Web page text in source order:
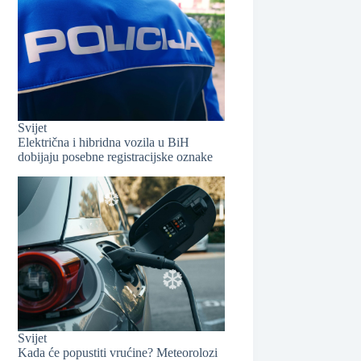
Svijet
Električna i hibridna vozila u BiH
dobijaju posebne registracijske oznake
Svijet
Kada će popustiti vrućine? Meteorolozi
❆